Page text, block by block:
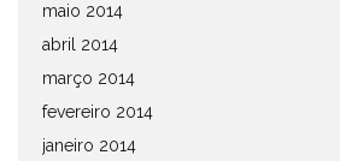
maio 2014
abril 2014
março 2014
fevereiro 2014
janeiro 2014